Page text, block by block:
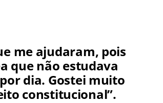
me ajudaram, pois
que não estudava
dia. Gostei muito
constitucional”.